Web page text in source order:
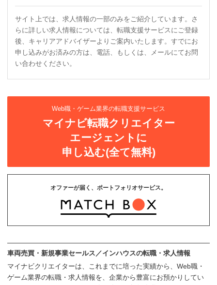
サイト上では、求人情報の一部のみをご紹介しています。さ
らに詳しい求人情報については、転職支援サービスにご登録
後、キャリアアドバイザーよりご案内いたします。すでにお
申し込みがお済みの方は、電話、もしくは、メールにてお問
い合わせください。
Web職・ゲーム業界の転職支援サービス
マイナビ転職クリエイター
エージェントに
申し込む(全て無料)
オファーが届く、ポートフォリオサービス。
車両売買・新規事業セールス／インハウスの転職・求人情報
マイナビクリエイターは、これまでに培った実績から、Web職・
ゲーム業界の転職・求人情報を、企業から豊富にお預かりしてい